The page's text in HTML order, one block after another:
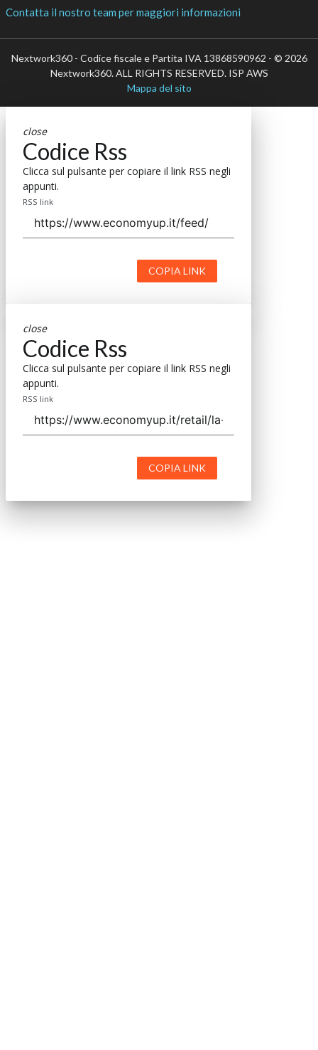
Contatta il nostro team per maggiori informazioni
Nextwork360 - Codice fiscale e Partita IVA 13868590962 - © 2026
Nextwork360. ALL RIGHTS RESERVED. ISP AWS
Mappa del sito
close
Codice Rss
Clicca sul pulsante per copiare il link RSS negli
appunti.
RSS link
COPIA LINK
close
Codice Rss
Clicca sul pulsante per copiare il link RSS negli
appunti.
RSS link
COPIA LINK